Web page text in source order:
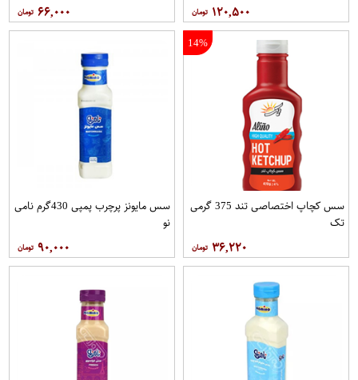
۱۲۰,۵۰۰ ۶۶,۰۰۰
14%
سس کچاپ اختصاصی تند 375 گرمی
تک
۳۶,۲۲۰
سس مایونز پرچرب پمپی 430گرم نامی
نو
۹۰,۰۰۰